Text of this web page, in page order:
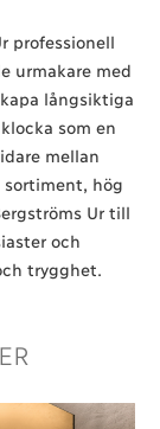
professionell
urmakare med
långsiktiga
som en
mellan
sortiment, hög
Ur till
och
trygghet.